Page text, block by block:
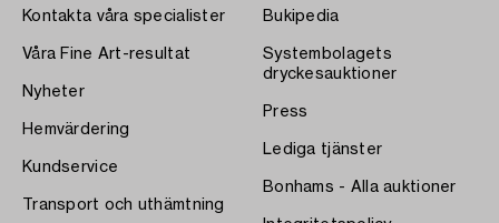
Kontakta våra specialister
Våra Fine Art-resultat
Nyheter
Hemvärdering
Kundservice
Transport och uthämtning
Bukipedia
Systembolagets
dryckesauktioner
Press
Lediga tjänster
Bonhams - Alla auktioner